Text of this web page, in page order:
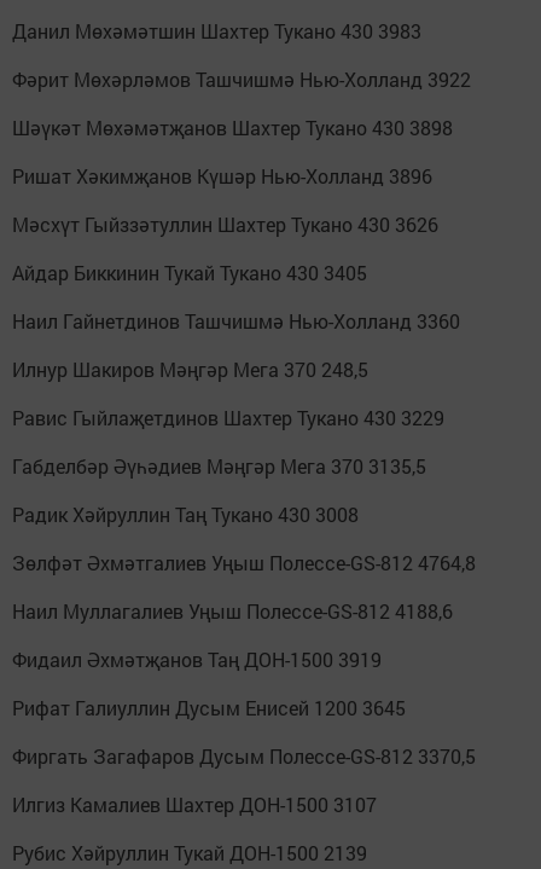
Данил Мөхәмәтшин Шахтер Тукано 430 3983
Фәрит Мөхәрләмов Ташчишмә Нью-Холланд 3922
Шәүкәт Мөхәмәтҗанов Шахтер Тукано 430 3898
Ришат Хәкимҗанов Күшәр Нью-Холланд 3896
Мәсхүт Гыйззәтуллин Шахтер Тукано 430 3626
Айдар Биккинин Тукай Тукано 430 3405
Наил Гайнетдинов Ташчишмә Нью-Холланд 3360
Илнур Шакиров Мәңгәр Мега 370 248,5
Равис Гыйлаҗетдинов Шахтер Тукано 430 3229
Габделбәр Әүһәдиев Мәңгәр Мега 370 3135,5
Радик Хәйруллин Таң Тукано 430 3008
Зөлфәт Әхмәтгалиев Уңыш Полессе-GS-812 4764,8
Наил Муллагалиев Уңыш Полессе-GS-812 4188,6
Фидаил Әхмәтҗанов Таң ДОН-1500 3919
Рифат Галиуллин Дусым Енисей 1200 3645
Фиргать Загафаров Дусым Полессе-GS-812 3370,5
Илгиз Камалиев Шахтер ДОН-1500 3107
Рубис Хәйруллин Тукай ДОН-1500 2139